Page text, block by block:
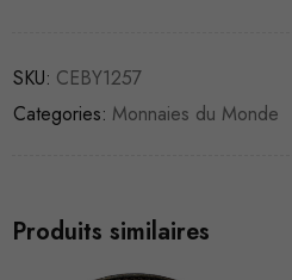
SKU: CEBY1257
Categories: Monnaies du Monde
Produits similaires